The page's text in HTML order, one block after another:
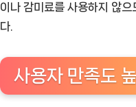
이나 감미료를 사용하지 않으
다.
사용자 만족도